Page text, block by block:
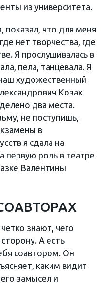
из университета.
показал, что для меня
нет творчества, где
Я прослушивалась в
пела, танцевала. Я
художественный
Козак
два места.
не поступишь,
в
я сдала на
первую роль в театре
Валентины
знают, чего
А есть
соавтором. Он
каким видит
замысел и